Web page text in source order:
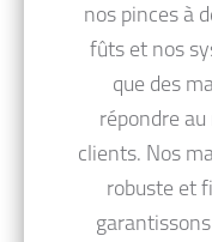
nos pinces à
fûts et nos
que des
répondre au
clients. Nos
robuste et